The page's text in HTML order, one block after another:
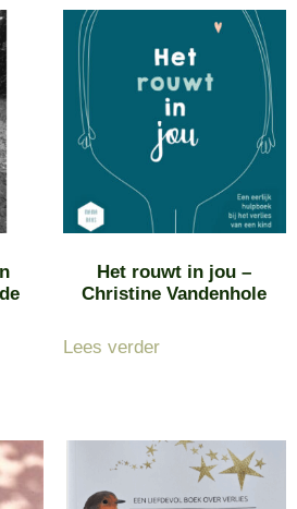
Het rouwt in jou –
Christine Vandenhole
Lees verder